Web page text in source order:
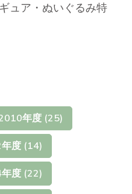
ュア・ぬいぐるみ特
年度 (25)
度 (14)
度 (22)